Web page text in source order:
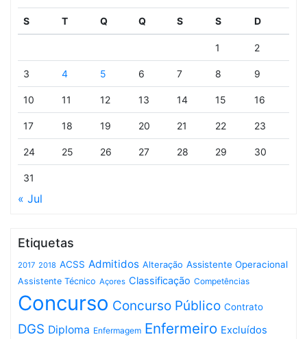
S T Q Q S S D
1 2
3 4 5 6 7 8 9
10 11 12 13 14 15 16
17 18 19 20 21 22 23
24 25 26 27 28 29 30
31
« Jul
Etiquetas
2017 2018 ACSS Admitidos Alteração Assistente Operacional
Assistente Técnico Açores Classificação Competências
Concurso Concurso Público Contrato
DGS Diploma Enfermagem Enfermeiro Excluídos